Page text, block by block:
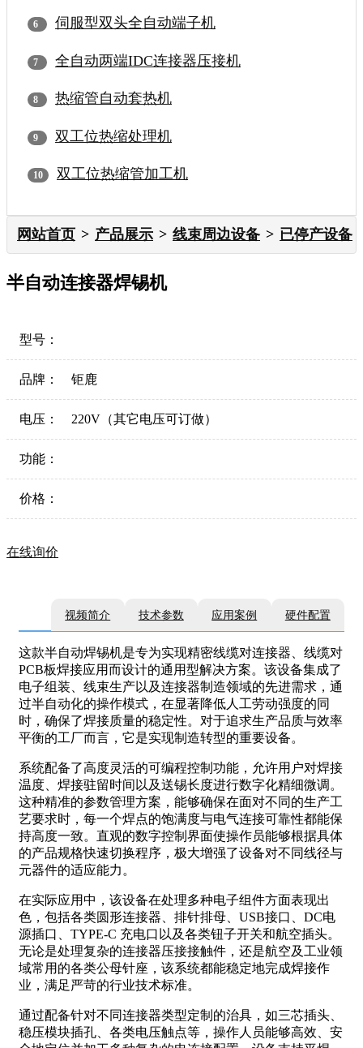
伺服型双头全自动端子机
全自动两端IDC连接器压接机
热缩管自动套热机
双工位热缩处理机
双工位热缩管加工机
网站首页 产品展示 线束周边设备 已停产设备
半自动连接器焊锡机
型号：
品牌： 钜鹿
电压： 220V（其它电压可订做）
功能：
价格：
在线询价
视频简介 技术参数 应用案例 硬件配置
这款半自动焊锡机是专为实现精密线缆对连接器、线缆对
PCB板焊接应用而设计的通用型解决方案。该设备集成了
电子组装、线束生产以及连接器制造领域的先进需求，通
过半自动化的操作模式，在显著降低人工劳动强度的同
时，确保了焊接质量的稳定性。对于追求生产品质与效率
平衡的工厂而言，它是实现制造转型的重要设备。
系统配备了高度灵活的可编程控制功能，允许用户对焊接
温度、焊接驻留时间以及送锡长度进行数字化精细微调。
这种精准的参数管理方案，能够确保在面对不同的生产工
艺要求时，每一个焊点的饱满度与电气连接可靠性都能保
持高度一致。直观的数字控制界面使操作员能够根据具体
的产品规格快速切换程序，极大增强了设备对不同线径与
元器件的适应能力。
在实际应用中，该设备在处理多种电子组件方面表现出
色，包括各类圆形连接器、排针排母、USB接口、DC电
源插口、TYPE-C 充电口以及各类钮子开关和航空插头。
无论是处理复杂的连接器压接接触件，还是航空及工业领
域常用的各类公母针座，该系统都能稳定地完成焊接作
业，满足严苛的行业技术标准。
通过配备针对不同连接器类型定制的治具，如三芯插头、
稳压模块插孔、各类电压触点等，操作人员能够高效、安